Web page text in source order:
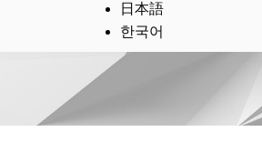
日本語
한국어